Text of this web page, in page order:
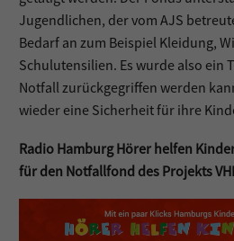
Jugendlichen, der vom AJS
Bedarf an zum Beispiel Kleidung,
Schulutensilien. Es wurde also ein
Notfall zurückgegriffen werden
wieder eine Sicherheit für ihre
Radio Hamburg Hörer helfen
für den Notfallfond des Projekts